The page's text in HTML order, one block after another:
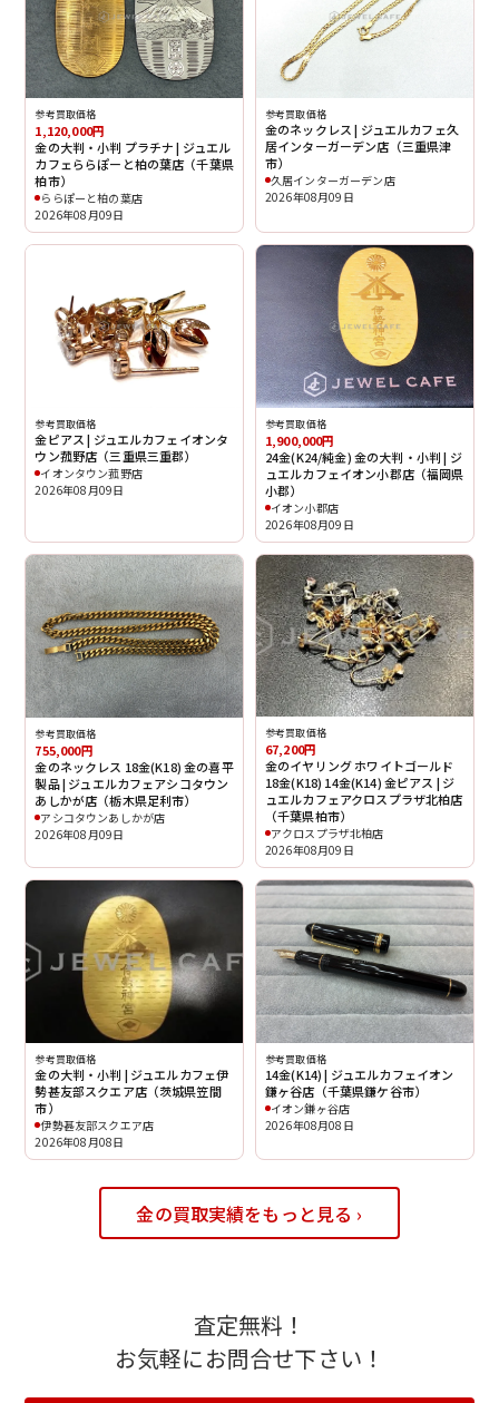
参考買取価格
1,120,000円
金の大判・小判 プラチナ | ジュエル
カフェららぽーと柏の葉店（千葉県
柏市）
ららぽーと柏の葉店
2026年08月09日
参考買取価格
金のネックレス | ジュエルカフェ久
居インターガーデン店（三重県津
市）
久居インターガーデン店
2026年08月09日
参考買取価格
金ピアス | ジュエルカフェイオンタ
ウン菰野店（三重県三重郡）
イオンタウン菰野店
2026年08月09日
参考買取価格
1,900,000円
24金(K24/純金) 金の大判・小判 | ジ
ュエルカフェイオン小郡店（福岡県
小郡）
イオン小郡店
2026年08月09日
参考買取価格
755,000円
金のネックレス 18金(K18) 金の喜平
製品 | ジュエルカフェアシコタウン
あしかが店（栃木県足利市）
アシコタウンあしかが店
2026年08月09日
参考買取価格
67,200円
金のイヤリング ホワイトゴールド
18金(K18) 14金(K14) 金ピアス | ジ
ュエルカフェアクロスプラザ北柏店
（千葉県柏市）
アクロスプラザ北柏店
2026年08月09日
参考買取価格
金の大判・小判 | ジュエルカフェ伊
勢甚友部スクエア店（茨城県笠間
市）
伊勢甚友部スクエア店
2026年08月08日
参考買取価格
14金(K14) | ジュエルカフェイオン
鎌ヶ谷店（千葉県鎌ケ谷市）
イオン鎌ヶ谷店
2026年08月08日
金の買取実績をもっと見る ›
査定無料！
お気軽にお問合せ下さい！